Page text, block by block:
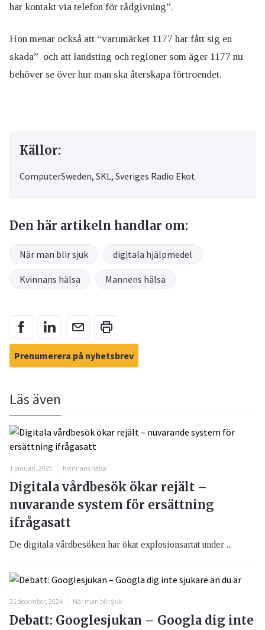
har kontakt via telefon för rådgivning”.
Hon menar också att “varumärket 1177 har fått sig en
skada” och att landsting och regioner som äger 1177 nu
behöver se över hur man ska återskapa förtroendet.
Källor:
ComputerSweden, SKL, Sveriges Radio Ekot
Den här artikeln handlar om:
När man blir sjuk digitala hjälpmedel
Kvinnans hälsa Mannens hälsa
Prenumerera på nyhetsbrev
Läs även
1 januari, 2025 Kvinnans hälsa
Digitala vårdbesök ökar rejält –
nuvarande system för ersättning
ifrågasatt
De digitala vårdbesöken har ökat explosionsartat under ...
31 december, 2024 När man blir sjuk
Debatt: Googlesjukan – Googla dig inte